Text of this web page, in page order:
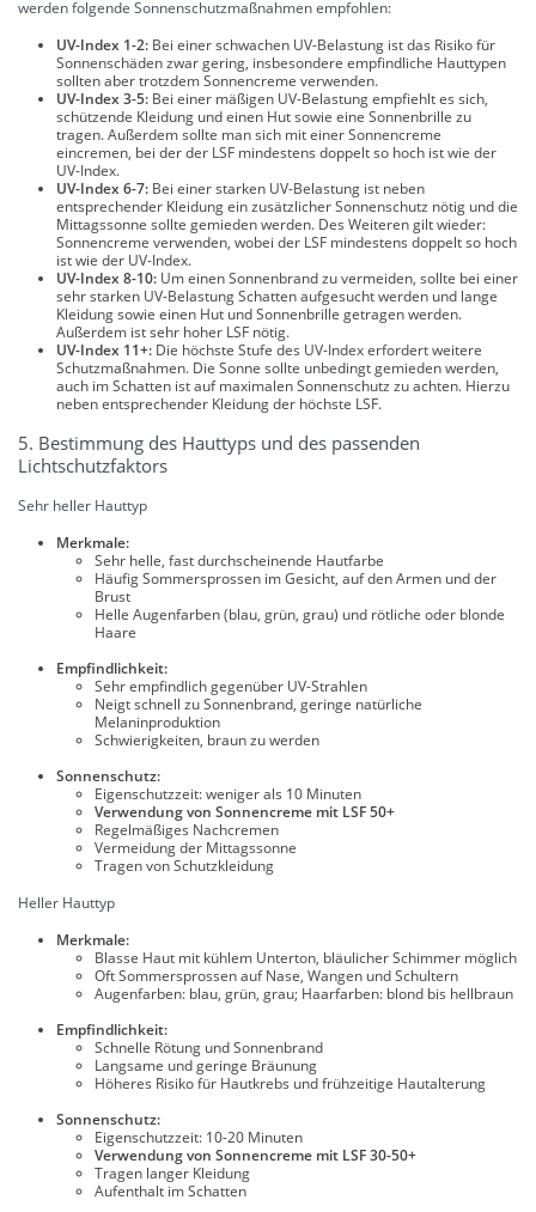
werden folgende Sonnenschutzmaßnahmen empfohlen:
UV-Index 1-2: Bei einer schwachen UV-Belastung ist das Risiko für
Sonnenschäden zwar gering, insbesondere empfindliche Hauttypen
sollten aber trotzdem Sonnencreme verwenden.
UV-Index 3-5: Bei einer mäßigen UV-Belastung empfiehlt es sich,
schützende Kleidung und einen Hut sowie eine Sonnenbrille zu
tragen. Außerdem sollte man sich mit einer Sonnencreme
eincremen, bei der der LSF mindestens doppelt so hoch ist wie der
UV-Index.
UV-Index 6-7: Bei einer starken UV-Belastung ist neben
entsprechender Kleidung ein zusätzlicher Sonnenschutz nötig und die
Mittagssonne sollte gemieden werden. Des Weiteren gilt wieder:
Sonnencreme verwenden, wobei der LSF mindestens doppelt so hoch
ist wie der UV-Index.
UV-Index 8-10: Um einen Sonnenbrand zu vermeiden, sollte bei einer
sehr starken UV-Belastung Schatten aufgesucht werden und lange
Kleidung sowie einen Hut und Sonnenbrille getragen werden.
Außerdem ist sehr hoher LSF nötig.
UV-Index 11+: Die höchste Stufe des UV-Index erfordert weitere
Schutzmaßnahmen. Die Sonne sollte unbedingt gemieden werden,
auch im Schatten ist auf maximalen Sonnenschutz zu achten. Hierzu
neben entsprechender Kleidung der höchste LSF.
5. Bestimmung des Hauttyps und des passenden
Lichtschutzfaktors
Sehr heller Hauttyp
Merkmale:
Sehr helle, fast durchscheinende Hautfarbe
Häufig Sommersprossen im Gesicht, auf den Armen und der
Brust
Helle Augenfarben (blau, grün, grau) und rötliche oder blonde
Haare
Empfindlichkeit:
Sehr empfindlich gegenüber UV-Strahlen
Neigt schnell zu Sonnenbrand, geringe natürliche
Melaninproduktion
Schwierigkeiten, braun zu werden
Sonnenschutz:
Eigenschutzzeit: weniger als 10 Minuten
Verwendung von Sonnencreme mit LSF 50+
Regelmäßiges Nachcremen
Vermeidung der Mittagssonne
Tragen von Schutzkleidung
Heller Hauttyp
Merkmale:
Blasse Haut mit kühlem Unterton, bläulicher Schimmer möglich
Oft Sommersprossen auf Nase, Wangen und Schultern
Augenfarben: blau, grün, grau; Haarfarben: blond bis hellbraun
Empfindlichkeit:
Schnelle Rötung und Sonnenbrand
Langsame und geringe Bräunung
Höheres Risiko für Hautkrebs und frühzeitige Hautalterung
Sonnenschutz:
Eigenschutzzeit: 10-20 Minuten
Verwendung von Sonnencreme mit LSF 30-50+
Tragen langer Kleidung
Aufenthalt im Schatten